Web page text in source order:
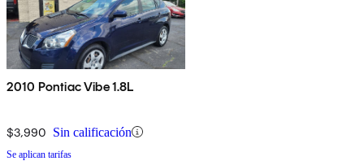
2010 Pontiac Vibe 1.8L
$3,990 Sin calificación
Se aplican tarifas